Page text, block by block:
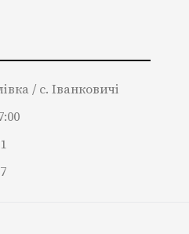
/ с. Іванковичі